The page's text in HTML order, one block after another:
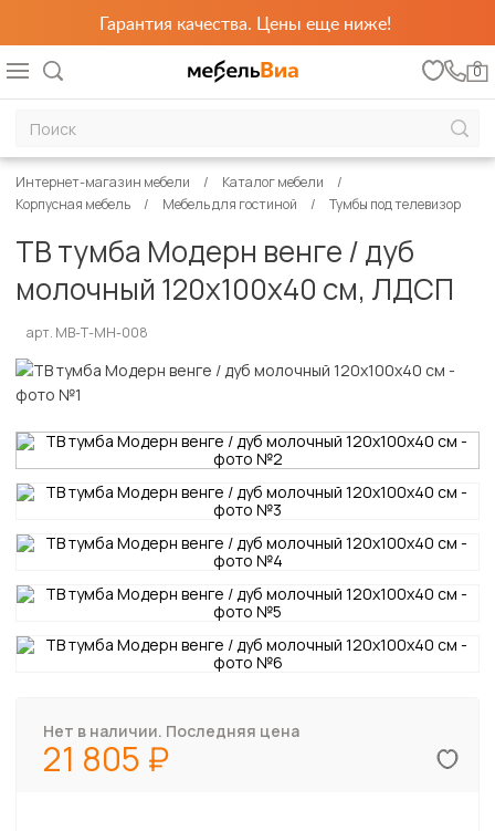
Гарантия качества. Цены еще ниже!
0
Интернет-магазин мебели
Каталог мебели
Корпусная мебель
Мебель для гостиной Тумбы под телевизор
ТВ тумба Модерн венге / дуб
молочный 120х100х40 см, ЛДСП
арт. MB-Т-МН-008
Нет в наличии. Последняя цена
21 805